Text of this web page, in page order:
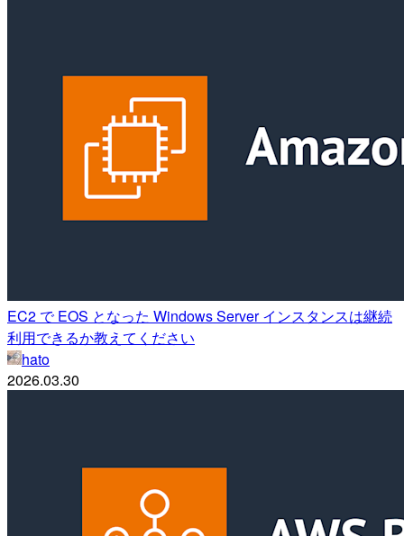
EC2 で EOS となった Windows Server インスタンスは継続
利用できるか教えてください
hato
2026.03.30